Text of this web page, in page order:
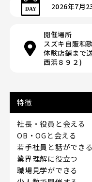
2026年7月
開催場所
スズキ自販和
体験店舗まで
西浜８９２)
特徴
社長・役員と会える
OB・OGと会える
若手社員と話ができる
業界理解に役立つ
職場見学ができる